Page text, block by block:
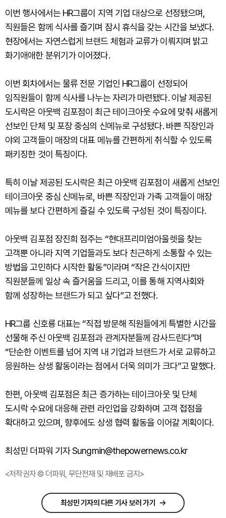
이번 행사에서는 HR그룹이 지역 기업 대상으로 선정됐으며,
직원들은 함께 식사를 즐기며 잠시 휴식을 갖는 시간을 보냈다.
현장에서는 자연스럽게 브랜드 체험과 교류가 이뤄지며 밝고
화기애애한 분위기가 이어졌다.
이번 회차에서는 물류 전문 기업인 HR그룹이 선정되어
임직원들이 함께 식사를 나누는 자리가 마련됐다. 이날 제공된
도시락은 아웃백 김포점이 최근 테이크아웃 수요에 맞춰 새롭게
선보인 단체 및 포장 중심의 신메뉴로 구성됐다. 바쁜 직장인과
야외 고객들이 매장의 대표 메뉴를 간편하게 취식할 수 있도록
패키징한 것이 특징이다.
특히 이날 제공된 도시락은 최근 아웃백 김포점이 새롭게 선보인
테이크아웃 중심 신메뉴로, 바쁜 직장인과 가족 고객들이 매장
메뉴를 보다 간편하게 즐길 수 있도록 구성된 것이 특징이다.
아웃백 김포점 장진희 점주는 “현대프리미엄아울렛을 찾는
고객뿐 아니라 지역 기업들과도 보다 친근하게 소통할 수 있는
방법을 고민하다 시작한 활동”이라며 “작은 간식이지만
직원분들께 일상 속 즐거움을 드리고, 이를 통해 지역사회와
함께 성장하는 브랜드가 되고 싶다”고 전했다.
HR그룹 신호룡 대표는 “직접 방문해 직원들에게 특별한 시간을
선물해 주신 아웃백 김포점과 관계자분들께 감사드린다”며
“단순한 이벤트를 넘어 지역 내 기업과 브랜드가 서로 교류하고
응원하는 상생 활동이라는 점에서 더욱 의미가 크다”고 말했다.
한편, 아웃백 김포점은 최근 증가하는 테이크아웃 및 단체
도시락 수요에 대응해 관련 라인업을 강화하며 고객 접점을
확대하고 있으며, 향후에도 상생 협력 활동을 이어갈 계획이다.
최성민 더파워 기자 Sungmin@thepowernews.co.kr
<저작권자 © 더파워, 무단전재 및 재배포 금지>
최성민 기자의 다른 기사 보러 가기